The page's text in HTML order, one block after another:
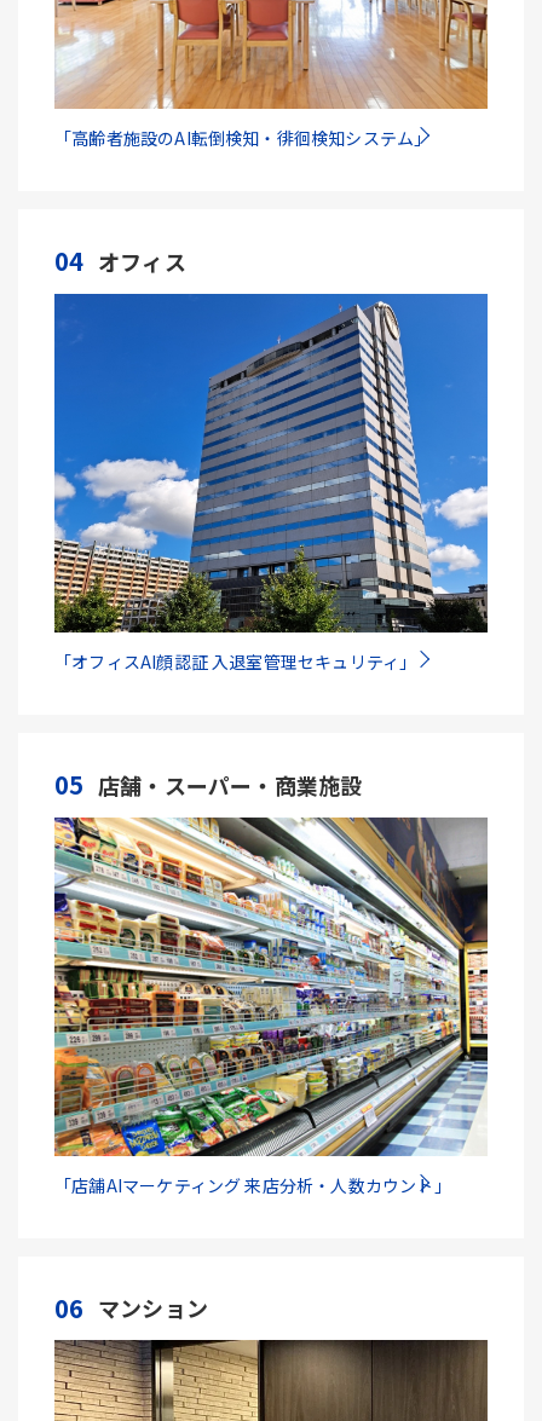
「高齢者施設のAI転倒検知・徘徊検知システム」
04 オフィス
「オフィスAI顔認証 入退室管理セキュリティ」
05 店舗・スーパー・商業施設
「店舗AIマーケティング 来店分析・人数カウント」
06 マンション